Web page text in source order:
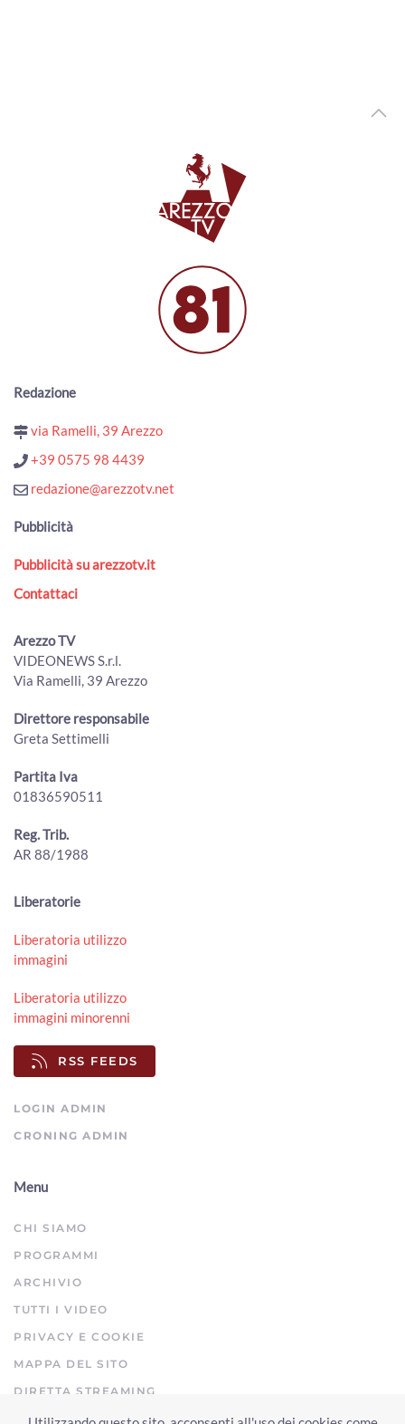
Petrarca con“Jazz on Broadway”
00:01:42 - Lunedì, 27 Luglio 2026
L'abito di Anita Garibaldi arriva in mostra ad Arezzo
00:04:29 - Venerdì, 24 Luglio 2026
Terre d’Arezzo Music Festival, prosegue la XXI edizione
00:02:02 - Mercoledì, 22 Luglio 2026
Una notte, tre eventi: Mengo music fest, Moonlight
Angoli fioriti a Pratovecchio, la sfida dei fiori e dell'arte nei
piccoli rioni
ArezzoTV
Naturalmente Pianoforte, l'alba a Romena con Gloria
Campaner e Paolo Ruffini
ArezzoTV
00:02:34 - Sabato, 18 Luglio 2026
00:01:15 - Sabato, 18 Luglio 2026
ArezzoTV
Redazione
via Ramelli, 39 Arezzo
+39 0575 98 4439
redazione@arezzotv.net
Pubblicità
Pubblicità su arezzotv.it
Contattaci
Arezzo TV
VIDEONEWS S.r.l.
Via Ramelli, 39 Arezzo
Direttore responsabile
Greta Settimelli
Partita Iva
01836590511
Reg. Trib.
AR 88/1988
Liberatorie
Liberatoria utilizzo
immagini
Liberatoria utilizzo
immagini minorenni
RSS FEEDS
LOGIN ADMIN
CRONING ADMIN
Menu
CHI SIAMO
PROGRAMMI
ARCHIVIO
TUTTI I VIDEO
PRIVACY E COOKIE
MAPPA DEL SITO
DIRETTA STREAMING